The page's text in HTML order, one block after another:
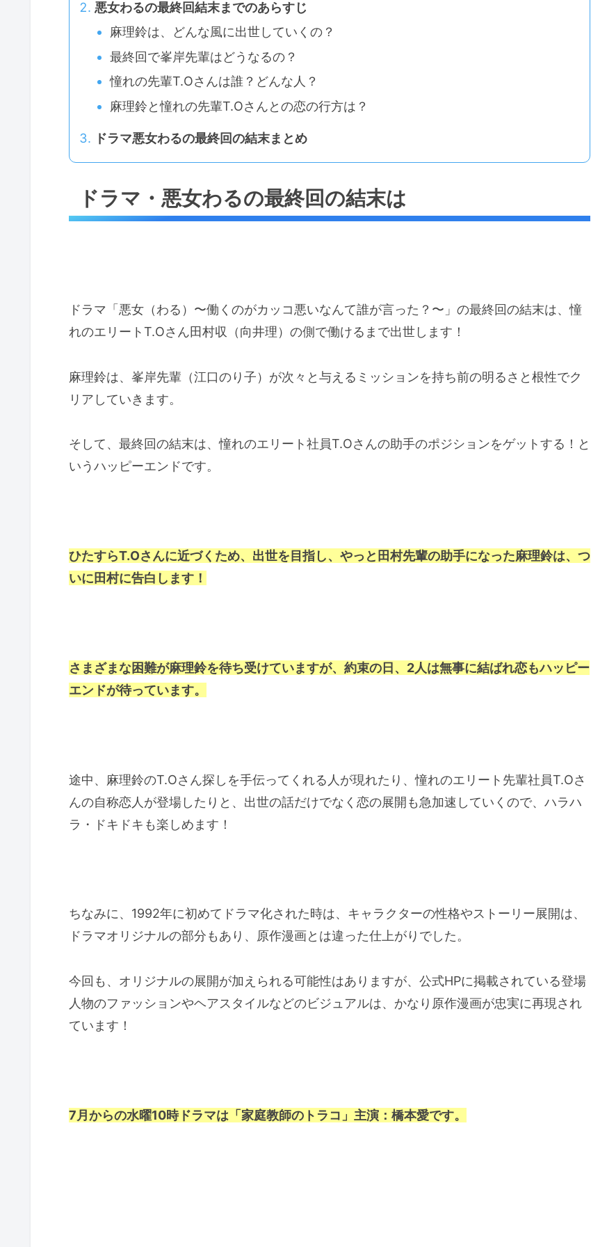
悪女わるの最終回結末までのあらすじ
麻理鈴は、どんな風に出世していくの？
最終回で峯岸先輩はどうなるの？
憧れの先輩T.Oさんは誰？どんな人？
麻理鈴と憧れの先輩T.Oさんとの恋の行方は？
ドラマ悪女わるの最終回の結末まとめ
ドラマ・悪女わるの最終回の結末は
ドラマ「悪女（わる）〜働くのがカッコ悪いなんて誰が言った？〜」の最終回の結末は、憧
れのエリートT.Oさん田村収（向井理）の側で働けるまで出世します！
麻理鈴は、峯岸先輩（江口のり子）が次々と与えるミッションを持ち前の明るさと根性でク
リアしていきます。
そして、最終回の結末は、憧れのエリート社員T.Oさんの助手のポジションをゲットする！と
いうハッピーエンドです。
ひたすらT.Oさんに近づくため、出世を目指し、やっと田村先輩の助手になった麻理鈴は、つ
いに田村に告白します！
さまざまな困難が麻理鈴を待ち受けていますが、約束の日、2人は無事に結ばれ恋もハッピー
エンドが待っています。
途中、麻理鈴のT.Oさん探しを手伝ってくれる人が現れたり、憧れのエリート先輩社員T.Oさ
んの自称恋人が登場したりと、出世の話だけでなく恋の展開も急加速していくので、ハラハ
ラ・ドキドキも楽しめます！
ちなみに、1992年に初めてドラマ化された時は、キャラクターの性格やストーリー展開は、
ドラマオリジナルの部分もあり、原作漫画とは違った仕上がりでした。
今回も、オリジナルの展開が加えられる可能性はありますが、公式HPに掲載されている登場
人物のファッションやヘアスタイルなどのビジュアルは、かなり原作漫画が忠実に再現され
ています！
7月からの水曜10時ドラマは「家庭教師のトラコ」主演：橋本愛です。